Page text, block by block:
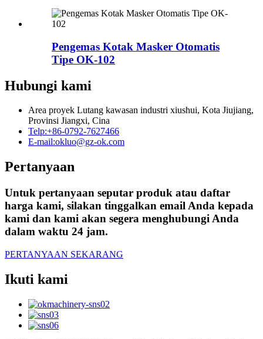
Pengemas Kotak Masker Otomatis
Tipe OK-102
Hubungi kami
Area proyek Lutang kawasan industri xiushui, Kota Jiujiang,
Provinsi Jiangxi, Cina
Telp:+86-0792-7627466
E-mail:okluo@gz-ok.com
Pertanyaan
Untuk pertanyaan seputar produk atau daftar
harga kami, silakan tinggalkan email Anda kepada
kami dan kami akan segera menghubungi Anda
dalam waktu 24 jam.
PERTANYAAN SEKARANG
Ikuti kami